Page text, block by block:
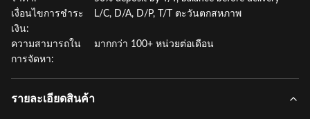
เงื่อนไขการชำระ
เงิน:
L/C, D/A, D/P, T/T ตะวันตกสหภาพ
ความสามารถใน
การจัดหา:
มากกว่า 100+ หน่วยต่อเดือน
รายละเอียดสินค้า